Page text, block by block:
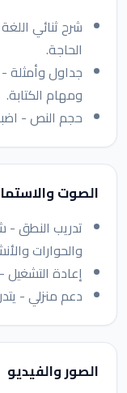
شرح ثنائي
الحاجة.
جداول وأمثلة -
ومهام الكتابة.
حجم النص -
الصوت
تدريب النطق -
والحوارات
إعادة
دعم منزلي -
الصور والفيديو